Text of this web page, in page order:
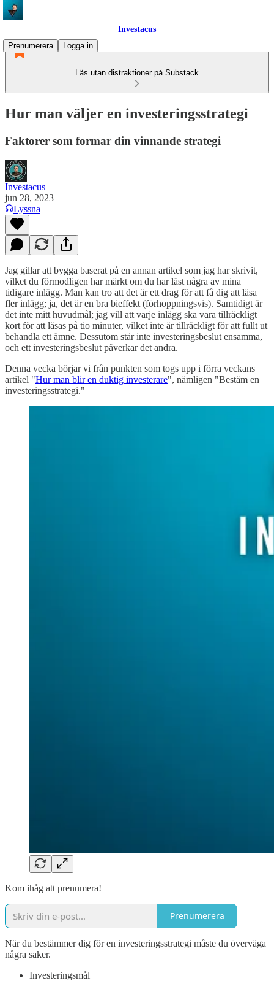
Investacus
Prenumerera
Logga in
Läs utan distraktioner på Substack
Hur man väljer en investeringsstrategi
Faktorer som formar din vinnande strategi
Investacus
jun 28, 2023
Lyssna
Jag gillar att bygga baserat på en annan artikel som jag har skrivit,
vilket du förmodligen har märkt om du har läst några av mina
tidigare inlägg. Man kan tro att det är ett drag för att få dig att läsa
fler inlägg; ja, det är en bra bieffekt (förhoppningsvis). Samtidigt är
det inte mitt huvudmål; jag vill att varje inlägg ska vara tillräckligt
kort för att läsas på tio minuter, vilket inte är tillräckligt för att fullt ut
behandla ett ämne. Dessutom står inte investeringsbeslut ensamma,
och ett investeringsbeslut påverkar det andra.
Denna vecka börjar vi från punkten som togs upp i förra veckans
artikel "Hur man blir en duktig investerare", nämligen "Bestäm en
investeringsstrategi."
Kom ihåg att prenumera!
Prenumerera
När du bestämmer dig för en investeringsstrategi måste du överväga
några saker.
Investeringsmål